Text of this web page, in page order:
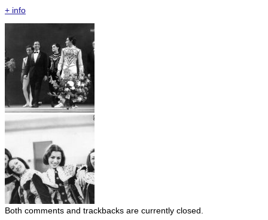
+ info
Both comments and trackbacks are currently closed.